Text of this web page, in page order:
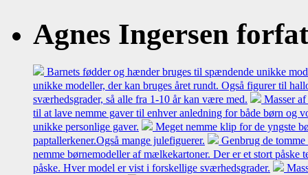
Agnes Ingersen
Barnets fødder og hænder bruges til spændende unikke
unikke modeller, der kan bruges året rundt. Også figurer til
sværhedsgrader, så alle fra 1-10 år kan være med.
Masser
til at lave nemme gaver til enhver anledning for både børn og
unikke personlige gaver.
Meget nemme klip for de yngste
paptallerkener.Også mange julefiguerer.
Genbrug de
nemme børnemodeller af mælkekartoner. Der er et stort påske
påske. Hver model er vist i forskellige sværhedsgrader.